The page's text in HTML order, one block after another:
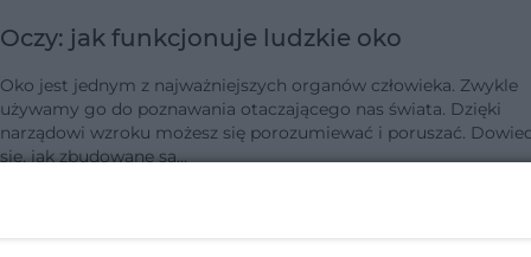
Oczy: jak funkcjonuje ludzkie oko
Oko jest jednym z najważniejszych organów człowieka. Zwykle
używamy go do poznawania otaczającego nas świata. Dzięki
narządowi wzroku możesz się porozumiewać i poruszać.
się, jak zbudowane są…